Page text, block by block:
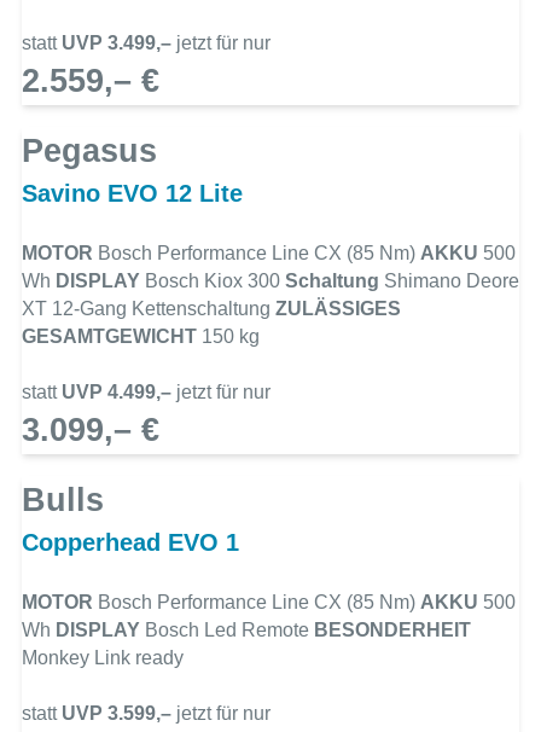
statt UVP 3.499,– jetzt für nur
2.559,– €
Pegasus
Savino EVO 12 Lite
MOTOR Bosch Performance Line CX (85 Nm) AKKU 500
Wh DISPLAY Bosch Kiox 300 Schaltung Shimano Deore
XT 12-Gang Kettenschaltung ZULÄSSIGES
GESAMTGEWICHT 150 kg
statt UVP 4.499,– jetzt für nur
3.099,– €
Bulls
Copperhead EVO 1
MOTOR Bosch Performance Line CX (85 Nm) AKKU 500
Wh DISPLAY Bosch Led Remote BESONDERHEIT
Monkey Link ready
statt UVP 3.599,– jetzt für nur